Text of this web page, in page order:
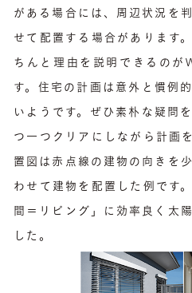
がある場合には、周辺状況を
せて配置する場合があります
ちんと理由を説明できるの
す。住宅の計画は意外と慣例
いようです。ぜひ素朴な疑問
つ一つクリアにしながら計画
置図は赤点線の建物の向きを
わせて建物を配置した例です
間＝リビング」に効率良く太
した。